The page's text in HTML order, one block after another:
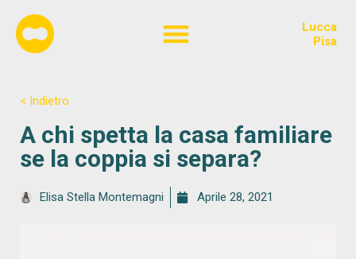
Lucca
Pisa
< Indietro
A chi spetta la casa familiare
se la coppia si separa?
Elisa Stella Montemagni Aprile 28, 2021